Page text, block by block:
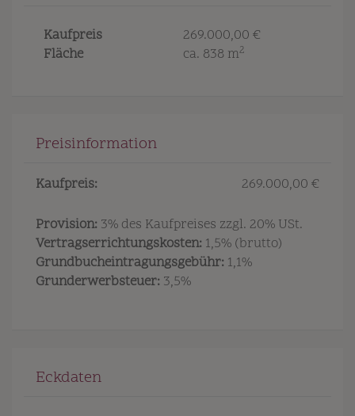
Kaufpreis
269.000,00 €
Fläche
ca. 838 m2
Preisinformation
Kaufpreis: 269.000,00 €
Provision: 3% des Kaufpreises zzgl. 20% USt.
Vertragserrichtungskosten: 1,5% (brutto)
Grundbucheintragungsgebühr: 1,1%
Grunderwerbsteuer: 3,5%
Eckdaten